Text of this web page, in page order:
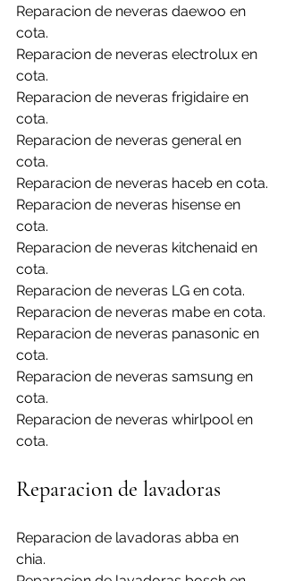
Reparacion de neveras daewoo en
cota.
Reparacion de neveras electrolux en
cota.
Reparacion de neveras frigidaire en
cota.
Reparacion de neveras general en
cota.
Reparacion de neveras haceb en cota.
Reparacion de neveras hisense en
cota.
Reparacion de neveras kitchenaid en
cota.
Reparacion de neveras LG en cota.
Reparacion de neveras mabe en cota.
Reparacion de neveras panasonic en
cota.
Reparacion de neveras samsung en
cota.
Reparacion de neveras whirlpool en
cota.
Reparacion de lavadoras
Reparacion de lavadoras abba en
chia.